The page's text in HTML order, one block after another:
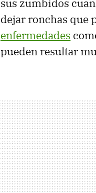
sus zumbidos
dejar ronchas que
enfermedades
pueden resultar